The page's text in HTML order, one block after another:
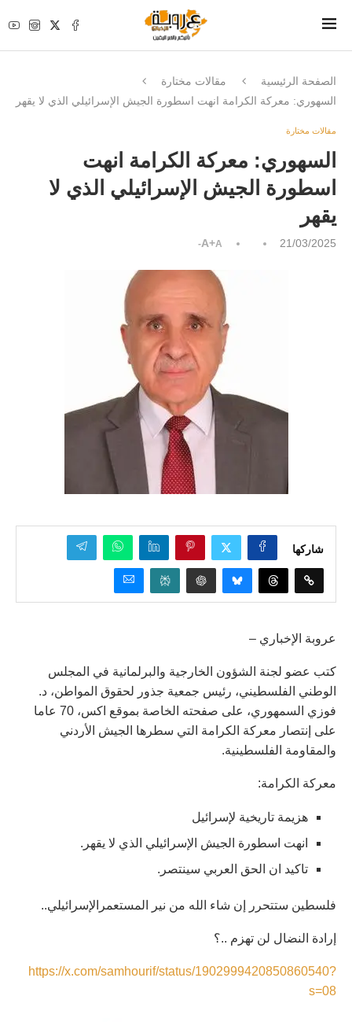
الصفحة الرئيسية
مقالات مختارة
السهوري: معركة الكرامة انهت اسطورة الجيش الإسرائيلي الذي لا يقهر
مقالات مختارة
السهوري: معركة الكرامة انهت
اسطورة الجيش الإسرائيلي الذي لا
يقهر
21/03/2025
A+A-
شاركها
عروبة الإخباري –
كتب عضو لجنة الشؤون الخارجية والبرلمانية في المجلس
الوطني الفلسطيني، رئيس جمعية جذور لحقوق المواطن، د.
فوزي السمهوري، على صفحته الخاصة بموقع اكس، 70 عاما
على إنتصار معركة الكرامة التي سطرها الجيش الأردني
والمقاومة الفلسطينية.
معركة الكرامة:
هزيمة تاريخية لإسرائيل
انهت اسطورة الجيش الإسرائيلي الذي لا يقهر.
تاكيد ان الحق العربي سينتصر.
فلسطين ستتحرر إن شاء الله من نير المستعمرالإسرائيلي..
إرادة النضال لن تهزم ..؟
https://x.com/samhourif/status/1902999420850860540?
s=08